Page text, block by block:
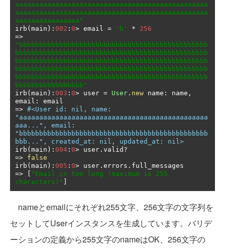
aaaaaaaaaaaaaaaaaaaaaaaaaaaaaaaaaaaaaaaaaaaaaaaa
aaaaaaaaaaaaaaaaaaaaaaaaaaaaaaaaaaaaaaaaaaaaaaaa
aaaaaaaaaaaaaaaa"
irb (main ): 002 : 0> email = 'b' *
256
=>
"bbbbbbbbbbbbbbbbbbbbbbbbbbbbbbbbbbbbbbbbbbbbbbb
bbbbbbbbbbbbbbbbbbbbbbbbbbbbbbbbbbbbbbbbbbbbbbbb
bbbbbbbbbbbbbbbbbbbbbbbbbbbbbbbbbbbbbbbbbbbbbbbb
bbbbbbbbbbbbbbbbbbbbbbbbbbbbbbbbbbbbbbbbbbbbbbbb
bbbbbbbbbbbbbbbbbbbbbbbbbbbbbbbbbbbbbbbbbbbbbbbb
bbbbbbbbbbbbbbbbb"
irb (main ): 003 : 0> user = User . new name : name ,
email :
=> #<User id: nil, name:
"aaaaaaaaaaaaaaaaaaaaaaaaaaaaaaaaaaaaaaaaaaaaaaa
aaa...", email:
"bbbbbbbbbbbbbbbbbbbbbbbbbbbbbbbbbbbbbbbbbbbbbbb
bbb...", created_at: nil, updated_at: nil>
irb (main ): 004 : 0> user . valid ?
=> false
irb (main ): 005 : 0> user . errors .
=>
[ "Email is too long (maximum is 255
characters)" ]
nameとemailにそれぞれ255文字、256文字の文字列を
セットしてUserインスタンスを生成しています。バリデ
ーションの定義から255文字のnameはOK、256文字の